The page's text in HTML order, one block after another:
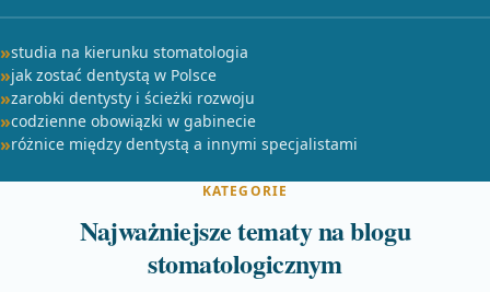
studia na kierunku stomatologia
jak zostać dentystą w Polsce
zarobki dentysty i ścieżki rozwoju
codzienne obowiązki w gabinecie
różnice między dentystą a innymi specjalistami
KATEGORIE
Najważniejsze tematy na blogu
stomatologicznym